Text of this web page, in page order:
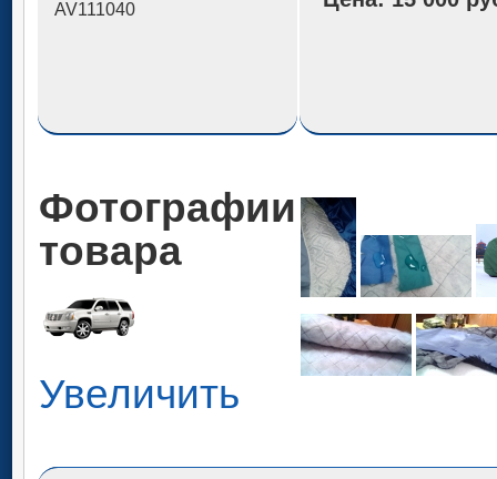
AV111040
Фотографии
товара
Увеличить